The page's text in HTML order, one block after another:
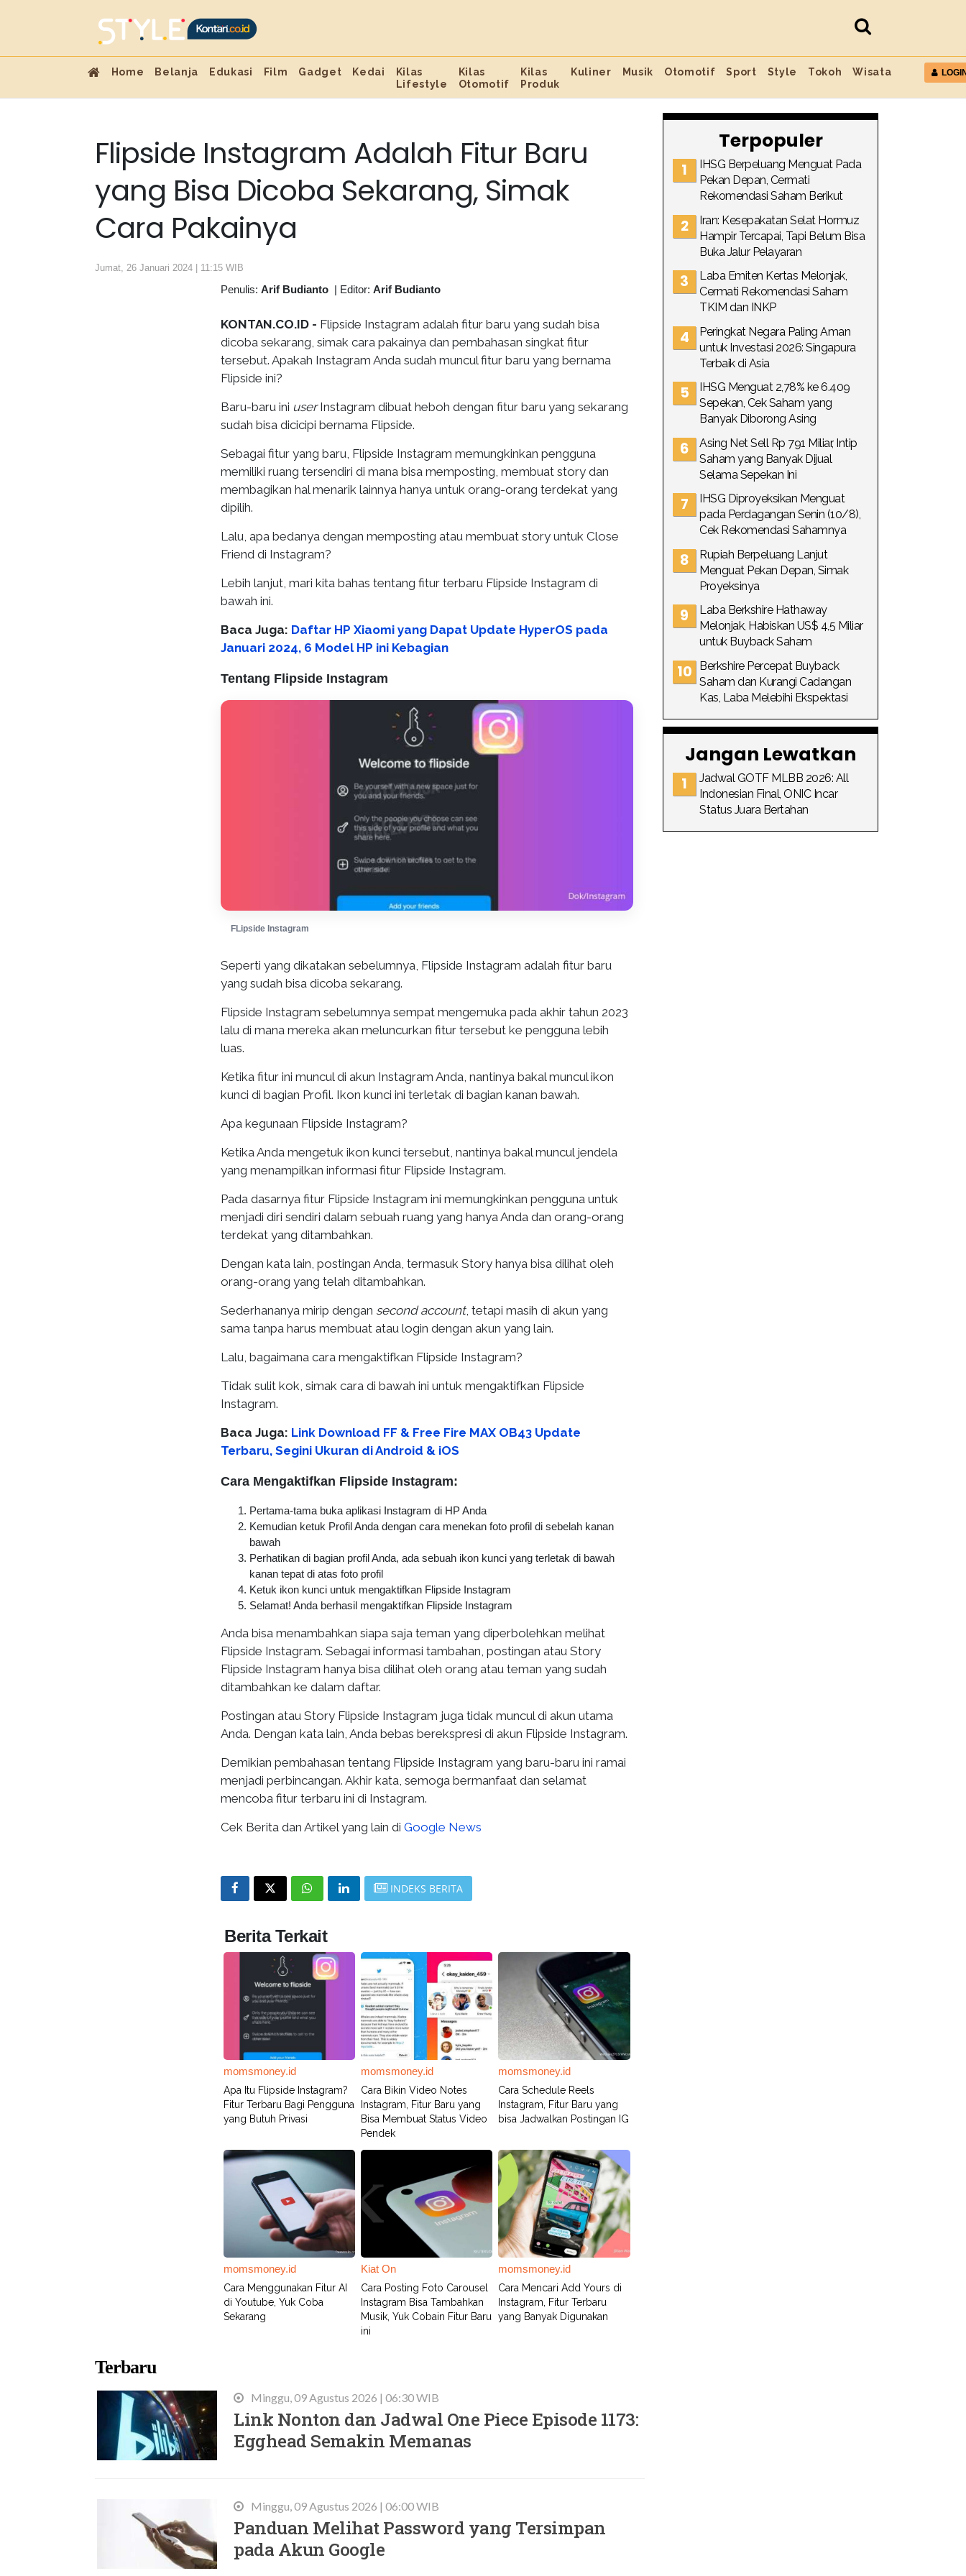
Home Belanja Edukasi Film Gadget Kedai
Kilas
Lifestyle
Kilas
Otomotif
Kilas
Produk
Kuliner Musik Otomotif Sport Style Tokoh Wisata
Flipside Instagram Adalah Fitur Baru
yang Bisa Dicoba Sekarang, Simak
Cara Pakainya
Jumat, 26 Januari 2024 | 11:15 WIB
Penulis: Arif Budianto | Editor: Arif Budianto
KONTAN.CO.ID - Flipside Instagram adalah fitur baru yang sudah bisa
dicoba sekarang, simak cara pakainya dan pembahasan singkat fitur
tersebut. Apakah Instagram Anda sudah muncul fitur baru yang bernama
Flipside ini?
Baru-baru ini userInstagram dibuat heboh dengan fitur baru yang sekarang
sudah bisa dicicipi bernama Flipside.
Sebagai fitur yang baru, Flipside Instagram memungkinkan pengguna
memiliki ruang tersendiri di mana bisa memposting, membuat story dan
membagikan hal menarik lainnya hanya untuk orang-orang terdekat yang
dipilih.
Lalu, apa bedanya dengan memposting atau membuat story untuk Close
Friend di Instagram?
Lebih lanjut, mari kita bahas tentang fitur terbaru Flipside Instagram di
bawah ini.
Baca Juga: Daftar HP Xiaomi yang Dapat Update HyperOS pada
Januari 2024, 6 Model HP ini Kebagian
Tentang Flipside Instagram
FLipside Instagram
Seperti yang dikatakan sebelumnya, Flipside Instagram adalah fitur baru
yang sudah bisa dicoba sekarang.
Flipside Instagram sebelumnya sempat mengemuka pada akhir tahun 2023
lalu di mana mereka akan meluncurkan fitur tersebut ke pengguna lebih
luas.
Ketika fitur ini muncul di akun Instagram Anda, nantinya bakal muncul ikon
kunci di bagian Profil. Ikon kunci ini terletak di bagian kanan bawah.
Apa kegunaan Flipside Instagram?
Ketika Anda mengetuk ikon kunci tersebut, nantinya bakal muncul jendela
yang menampilkan informasi fitur Flipside Instagram.
Pada dasarnya fitur Flipside Instagram ini memungkinkan pengguna untuk
menjadi diri sendiri dalam sebuah ruang yang hanya Anda dan orang-orang
terdekat yang ditambahkan.
Dengan kata lain, postingan Anda, termasuk Story hanya bisa dilihat oleh
orang-orang yang telah ditambahkan.
Sederhananya mirip dengan second account, tetapi masih di akun yang
sama tanpa harus membuat atau login dengan akun yang lain.
Lalu, bagaimana cara mengaktifkan Flipside Instagram?
Tidak sulit kok, simak cara di bawah ini untuk mengaktifkan Flipside
Instagram.
Baca Juga: Link Download FF & Free Fire MAX OB43 Update
Terbaru, Segini Ukuran di Android & iOS
Cara Mengaktifkan Flipside Instagram:
Pertama-tama buka aplikasi Instagram di HP Anda
Kemudian ketuk Profil Anda dengan cara menekan foto profil di sebelah kanan
bawah
Perhatikan di bagian profil Anda, ada sebuah ikon kunci yang terletak di bawah
kanan tepat di atas foto profil
Ketuk ikon kunci untuk mengaktifkan Flipside Instagram
Selamat! Anda berhasil mengaktifkan Flipside Instagram
Anda bisa menambahkan siapa saja teman yang diperbolehkan melihat
Flipside Instagram. Sebagai informasi tambahan, postingan atau Story
Flipside Instagram hanya bisa dilihat oleh orang atau teman yang sudah
ditambahkan ke dalam daftar.
Postingan atau Story Flipside Instagram juga tidak muncul di akun utama
Anda. Dengan kata lain, Anda bebas berekspresi di akun Flipside Instagram.
Demikian pembahasan tentang Flipside Instagram yang baru-baru ini ramai
menjadi perbincangan. Akhir kata, semoga bermanfaat dan selamat
mencoba fitur terbaru ini di Instagram.
Cek Berita dan Artikel yang lain di Google News
INDEKS BERITA
Berita Terkait
momsmoney.id
Apa Itu Flipside Instagram?
Fitur Terbaru Bagi Pengguna
yang Butuh Privasi
momsmoney.id
Cara Bikin Video Notes
Instagram, Fitur Baru yang
Bisa Membuat Status Video
Pendek
momsmoney.id
Cara Schedule Reels
Instagram, Fitur Baru yang
bisa Jadwalkan Postingan IG
momsmoney.id
Cara Menggunakan Fitur AI
di Youtube, Yuk Coba
Sekarang
Kiat On
Cara Posting Foto Carousel
Instagram Bisa Tambahkan
Musik, Yuk Cobain Fitur Baru
ini
momsmoney.id
Cara Mencari Add Yours di
Instagram, Fitur Terbaru
yang Banyak Digunakan
Terbaru
Minggu, 09 Agustus 2026 | 06:30 WIB
Link Nonton dan Jadwal One Piece Episode 1173:
Egghead Semakin Memanas
Minggu, 09 Agustus 2026 | 06:00 WIB
Panduan Melihat Password yang Tersimpan
pada Akun Google
Terpopuler
IHSG Berpeluang Menguat Pada
Pekan Depan, Cermati
Rekomendasi Saham Berikut
Iran: Kesepakatan Selat Hormuz
Hampir Tercapai, Tapi Belum Bisa
Buka Jalur Pelayaran
Laba Emiten Kertas Melonjak,
Cermati Rekomendasi Saham
TKIM dan INKP
Peringkat Negara Paling Aman
untuk Investasi 2026: Singapura
Terbaik di Asia
IHSG Menguat 2,78% ke 6.409
Sepekan, Cek Saham yang
Banyak Diborong Asing
Asing Net Sell Rp 791 Miliar, Intip
Saham yang Banyak Dijual
Selama Sepekan Ini
IHSG Diproyeksikan Menguat
pada Perdagangan Senin (10/8),
Cek Rekomendasi Sahamnya
Rupiah Berpeluang Lanjut
Menguat Pekan Depan, Simak
Proyeksinya
Laba Berkshire Hathaway
Melonjak, Habiskan US$ 4,5 Miliar
untuk Buyback Saham
Berkshire Percepat Buyback
Saham dan Kurangi Cadangan
Kas, Laba Melebihi Ekspektasi
Jangan Lewatkan
Jadwal GOTF MLBB 2026: All
Indonesian Final, ONIC Incar
Status Juara Bertahan